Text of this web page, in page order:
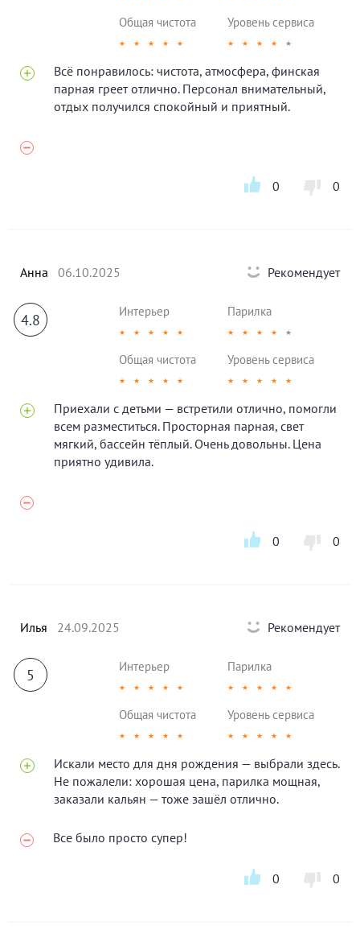
Общая чистота
★ ★ ★ ★ ★
Уровень сервиса
★ ★ ★ ★ ★
Всё понравилось: чистота, атмосфера, финская
парная греет отлично. Персонал внимательный,
отдых получился спокойный и приятный.
0 0
Анна 06.10.2025 Рекомендует
4.8 Интерьер
★ ★ ★ ★ ★
Парилка
★ ★ ★ ★ ★
Общая чистота
★ ★ ★ ★ ★
Уровень сервиса
★ ★ ★ ★ ★
Приехали с детьми — встретили отлично, помогли
всем разместиться. Просторная парная, свет
мягкий, бассейн тёплый. Очень довольны. Цена
приятно удивила.
0 0
Илья 24.09.2025 Рекомендует
5 Интерьер
★ ★ ★ ★ ★
Парилка
★ ★ ★ ★ ★
Общая чистота
★ ★ ★ ★ ★
Уровень сервиса
★ ★ ★ ★ ★
Искали место для дня рождения — выбрали здесь.
Не пожалели: хорошая цена, парилка мощная,
заказали кальян — тоже зашёл отлично.
Все было просто супер!
0 0